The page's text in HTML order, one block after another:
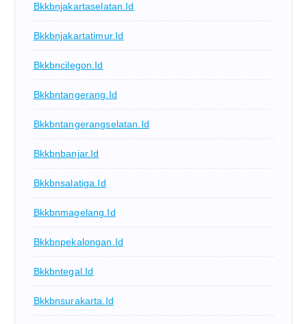
Bkkbnjakartaselatan.id
Bkkbnjakartatimur.id
Bkkbncilegon.id
Bkkbntangerang.id
Bkkbntangerangselatan.id
Bkkbnbanjar.id
Bkkbnsalatiga.id
Bkkbnmagelang.id
Bkkbnpekalongan.id
Bkkbntegal.id
Bkkbnsurakarta.id